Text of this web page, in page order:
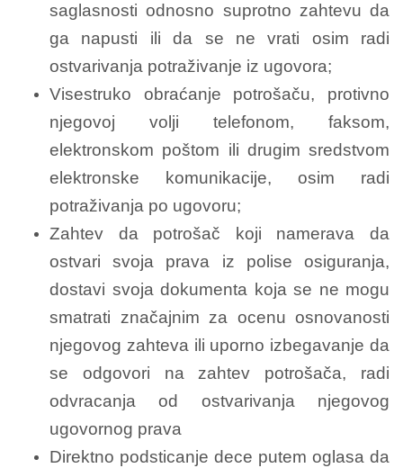
saglasnosti odnosno suprotno zahtevu da
ga napusti ili da se ne vrati osim radi
ostvarivanja potraživanje iz ugovora;
Visestruko obraćanje potrošaču, protivno
njegovoj volji telefonom, faksom,
elektronskom poštom ili drugim sredstvom
elektronske komunikacije, osim radi
potraživanja po ugovoru;
Zahtev da potrošač koji namerava da
ostvari svoja prava iz polise osiguranja,
dostavi svoja dokumenta koja se ne mogu
smatrati značajnim za ocenu osnovanosti
njegovog zahteva ili uporno izbegavanje da
se odgovori na zahtev potrošača, radi
odvracanja od ostvarivanja njegovog
ugovornog prava
Direktno podsticanje dece putem oglasa da